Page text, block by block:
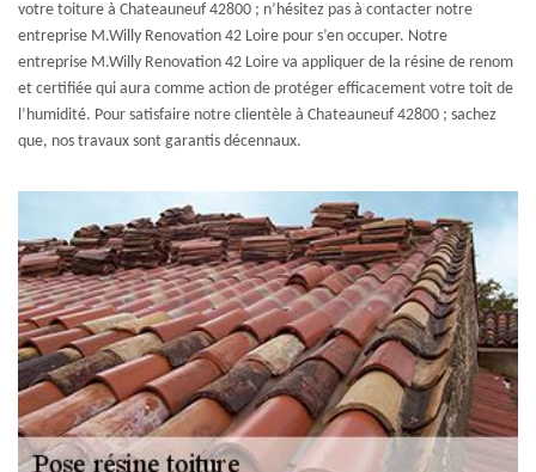
votre toiture à Chateauneuf 42800 ; n’hésitez pas à contacter notre
entreprise M.Willy Renovation 42 Loire pour s’en occuper. Notre
entreprise M.Willy Renovation 42 Loire va appliquer de la résine de renom
et certifiée qui aura comme action de protéger efficacement votre toit de
l’humidité. Pour satisfaire notre clientèle à Chateauneuf 42800 ; sachez
que, nos travaux sont garantis décennaux.